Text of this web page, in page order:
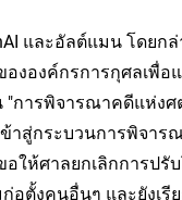
และอัลต์แมน โดย
งองค์กรการกุศลเพื่
การพิจารณาคดีแห่งศ
าสู่กระบวนการพิจา
ให้ศาลยกเลิกการปรั
อตั้งคนอื่นๆ และยังเ